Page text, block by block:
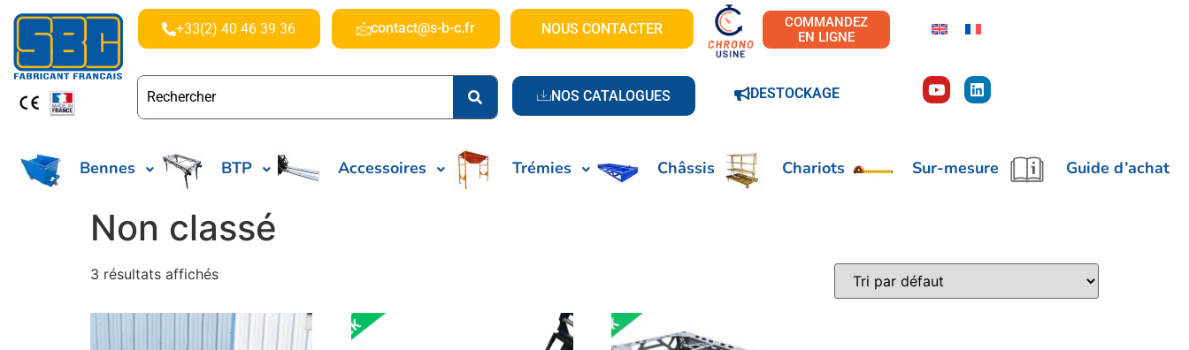
+33(2) 40 46 39 36 contact@s-b-c.fr NOUS CONTACTER
NOS CATALOGUES
COMMANDEZ
EN LIGNE
DESTOCKAGE
Bennes BTP Accessoires Trémies Châssis Chariots Sur-mesure Guide d’achat
Non classé
3 résultats affichés